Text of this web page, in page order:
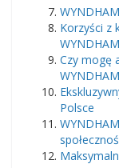
Korzyści z
Czy mogę
Polsce